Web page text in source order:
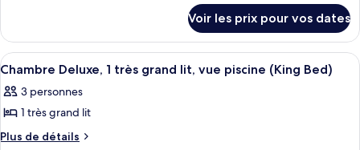
le
type
de
Suite
Premium
Voir les prix pour vos dates
Afficher
toutes
les
photos
pour
Une chambre d’hôtel avec un
5
Chambre Deluxe, 1 très grand lit, vue piscine (King Bed)
3 personnes
1 très grand lit
Plus de détails
Plus